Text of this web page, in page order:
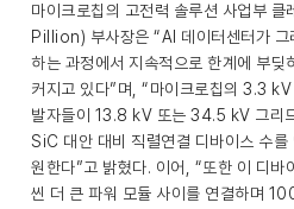
마이크로칩의 고전력 솔루션 사업부
Pillion) 부사장은 “AI 데이터센터가
하는 과정에서 지속적으로 한계에 부
커지고 있다”며, “마이크로칩의 3.3
발자들이 13.8 kV 또는 34.5 kV 그리
SiC 대안 대비 직렬연결 디바이스 수를
원한다”고 밝혔다. 이어, “또한 이 디바
씬 더 큰 파워 모듈 사이를 연결하며